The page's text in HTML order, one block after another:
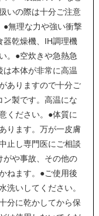
いの際は十分ご注意
●無理な力や強い衝撃
器乾燥機、IH調理機
。●空炊きや急熱急
本体が非常に高温
ありますので十分ご
製です。高温にな
ください。●体質に
ります。万が一皮膚
止し専門医にご相談
がや事故、その他の
ねます。●ご使用後
洗いしてください。
分に乾かしてから保